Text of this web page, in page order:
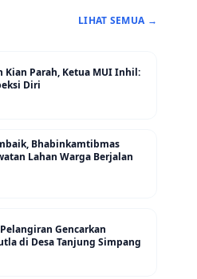
LIHAT SEMUA →
Kian Parah, Ketua MUI Inhil:
Diri
Bhabinkamtibmas
Lahan Warga Berjalan
Gencarkan
di Desa Tanjung Simpang